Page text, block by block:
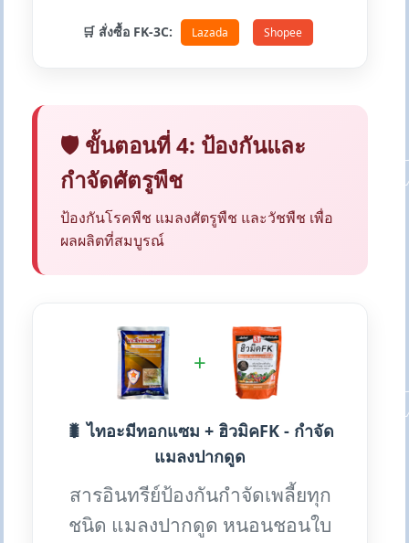
🛒 สั่งซื้อ FK-3C: Lazada Shopee
🛡️ ขั้นตอนที่ 4: ป้องกันและ
กำจัดศัตรูพืช
ป้องกันโรคพืช แมลงศัตรูพืช และวัชพืช เพื่อ
ผลผลิตที่สมบูรณ์
+
🐛 ไทอะมีทอกแซม + ฮิวมิคFK - กำจัด
แมลงปากดูด
สารอินทรีย์ป้องกันกำจัดเพลี้ยทุก
ชนิด แมลงปากดูด หนอนชอนใบ